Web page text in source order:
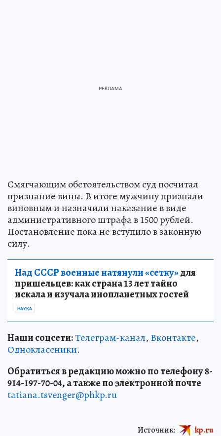
Смягчающим обстоятельством суд посчитал
признание вины. В итоге мужчину признали
виновным и назначили наказание в виде
административного штрафа в 1500 рублей.
Постановление пока не вступило в законную
силу.
Над СССР военные натянули «сетку»для
пришельцев: как страна 13 лет тайно
искала и изучала инопланетных гостей
НАУКА
Наши соцсети:Телеграм-канал, Вконтакте,
Одноклассники.
Обратиться в редакцию можно по телефону 8-
914-197-70-04, а также по электронной почте
tatiana.tsvenger@phkp.ru
Источник: kp.ru